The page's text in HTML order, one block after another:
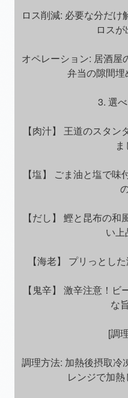
ロス削減: 必要な分だ
ロスが
オペレーション: 居酒屋
弁当の隙間埋
3. 選
【肉汁】 王道のスタ
ま
【塩】 ごま油と塩で
【だし】 鰹と昆布の
い上
【海老】 プリっとし
【鬼辛】 激辛注意！
な
[調
調理方法: 加熱後摂取冷
レンジで加熱